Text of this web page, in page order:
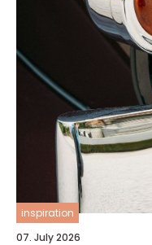
inspiration
07. July 2026